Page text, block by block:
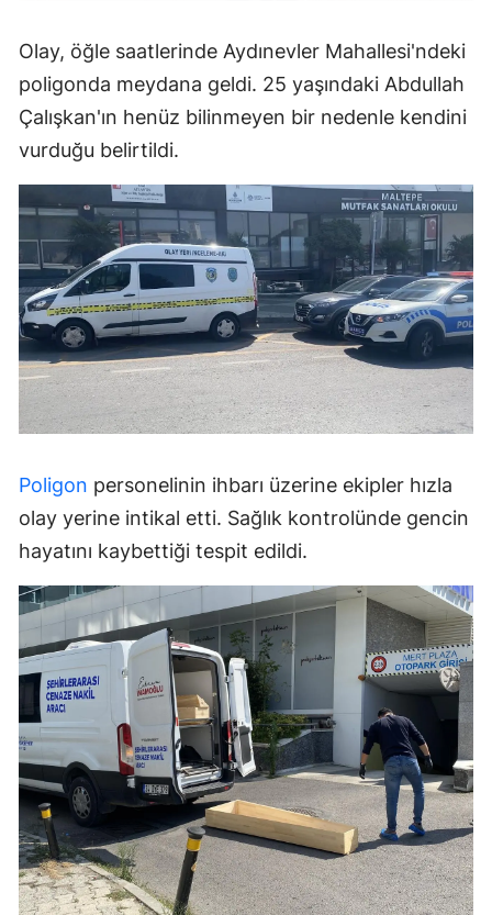
Olay, öğle saatlerinde Aydınevler Mahallesi'ndeki
poligonda meydana geldi. 25 yaşındaki Abdullah
Çalışkan'ın henüz bilinmeyen bir nedenle kendini
vurduğu belirtildi.
Poligon personelinin ihbarı üzerine ekipler hızla
olay yerine intikal etti. Sağlık kontrolünde gencin
hayatını kaybettiği tespit edildi.